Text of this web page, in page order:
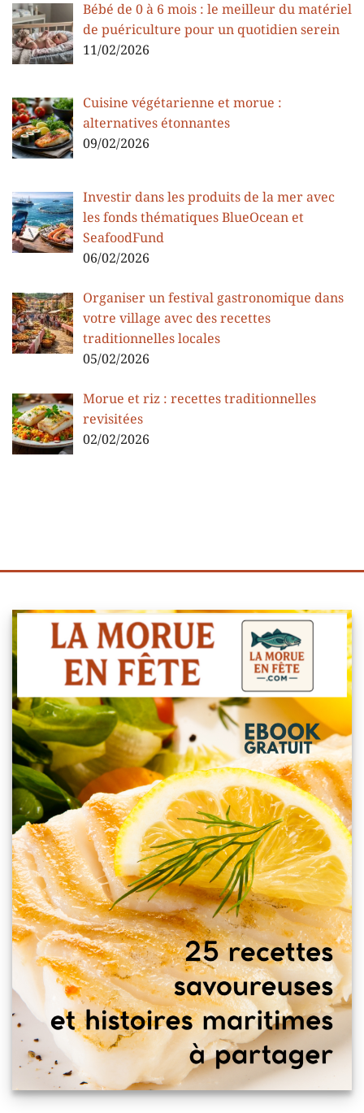
Bébé de 0 à 6 mois : le meilleur du matériel
de puériculture pour un quotidien serein
11/02/2026
Cuisine végétarienne et morue :
alternatives étonnantes
09/02/2026
Investir dans les produits de la mer avec
les fonds thématiques BlueOcean et
SeafoodFund
06/02/2026
Organiser un festival gastronomique dans
votre village avec des recettes
traditionnelles locales
05/02/2026
Morue et riz : recettes traditionnelles
revisitées
02/02/2026